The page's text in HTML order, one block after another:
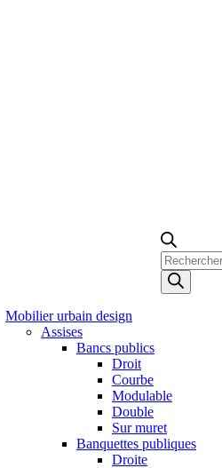
Recherche
de
produits
Mobilier urbain design
Assises
Bancs publics
Droit
Courbe
Modulable
Double
Sur muret
Banquettes publiques
Droite